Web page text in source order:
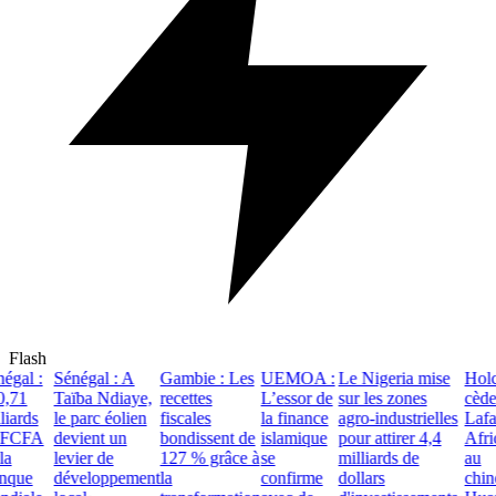
Flash
: Sénégal : A
Taïba Ndiaye,
le parc éolien
devient un
levier de
développement
Gambie : Les
recettes
fiscales
bondissent de
127 % grâce à
la
UEMOA :
L’essor de
la finance
islamique
se
confirme
Le Nigeria mise
sur les zones
agro-industrielles
pour attirer 4,4
milliards de
dollars
cède
Africa
au